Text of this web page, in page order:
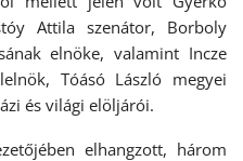
Attila szenátor, Borboly
elnöke, valamint Incze
Tóásó László megyei
és világi elöljárói.
elhangzott, három